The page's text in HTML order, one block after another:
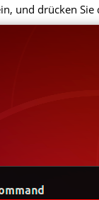
und drücken Sie